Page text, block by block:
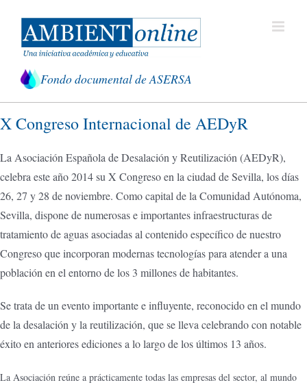
contenido
Fondo documental de ASERSA
X Congreso Internacional de AEDyR
La Asociación Española de Desalación y Reutilización (AEDyR),
celebra este año 2014 su X Congreso en la ciudad de Sevilla, los días
26, 27 y 28 de noviembre. Como capital de la Comunidad Autónoma,
Sevilla, dispone de numerosas e importantes infraestructuras de
tratamiento de aguas asociadas al contenido específico de nuestro
Congreso que incorporan modernas tecnologías para atender a una
población en el entorno de los 3 millones de habitantes.
Se trata de un evento importante e influyente, reconocido en el mundo
de la desalación y la reutilización, que se lleva celebrando con notable
éxito en anteriores ediciones a lo largo de los últimos 13 años.
La Asociación reúne a prácticamente todas las empresas del sector, al mundo